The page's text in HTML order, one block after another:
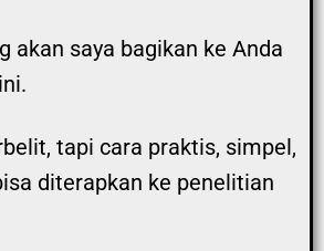
akan saya bagikan ke Anda
tapi cara praktis, simpel,
diterapkan ke penelitian